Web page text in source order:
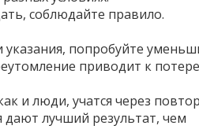
соблюдайте правило.
указания, попробуйте
приводит к потере
и люди, учатся через
лучший результат, чем